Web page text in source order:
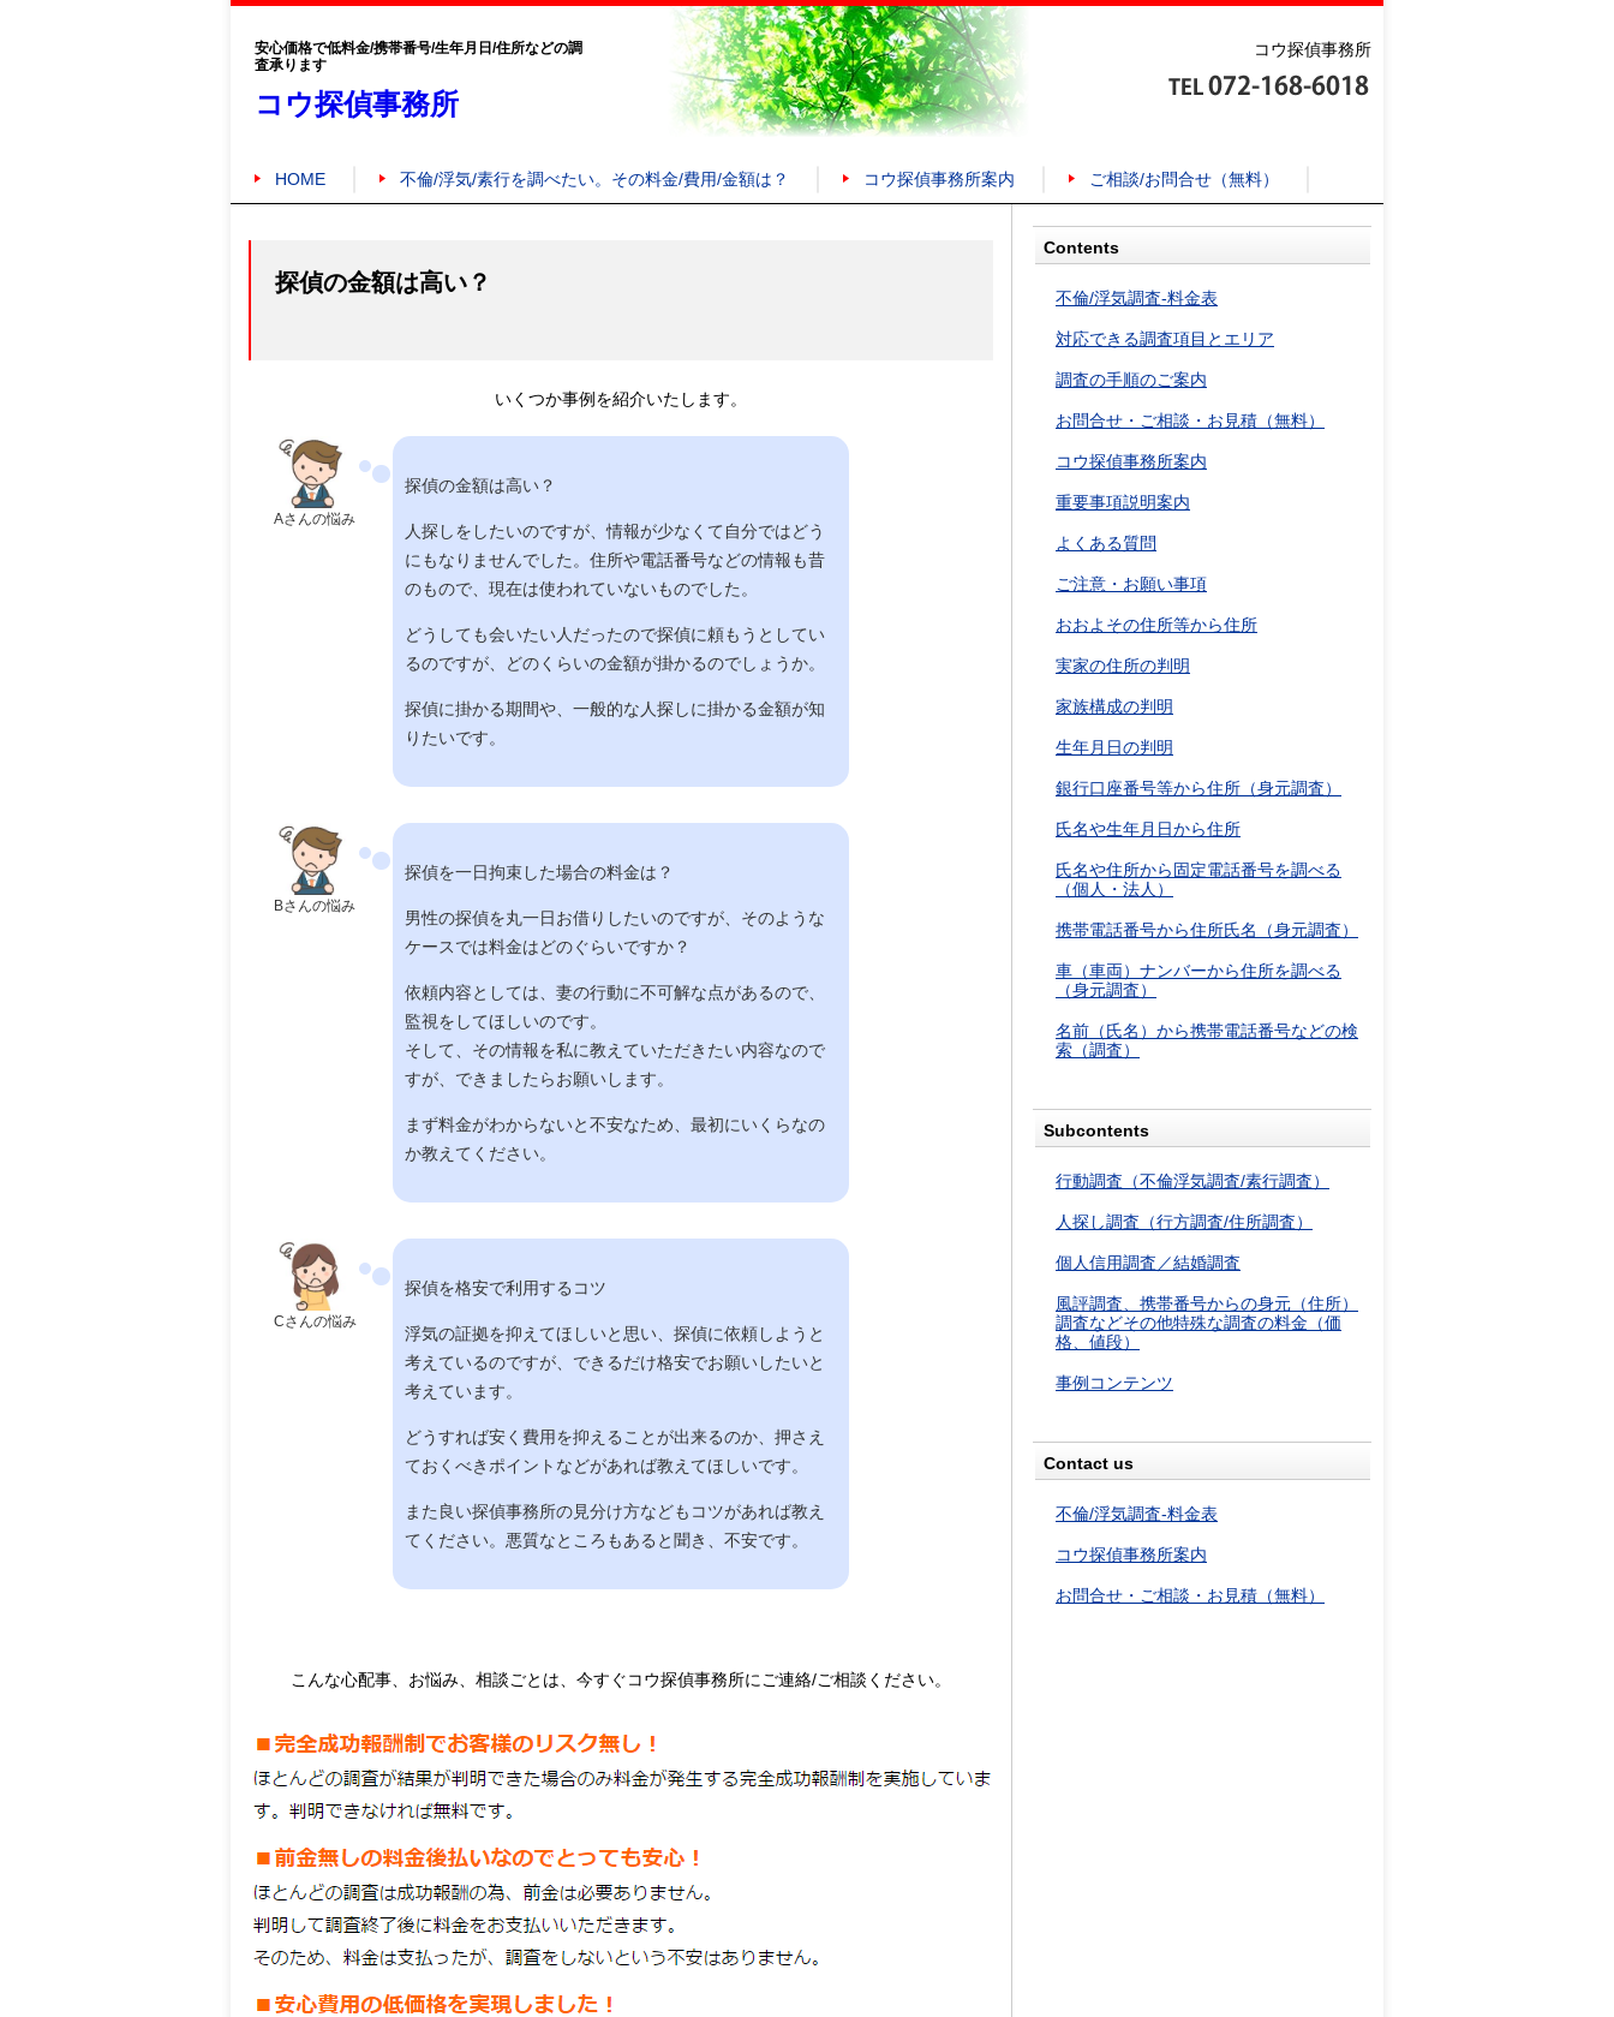
安心価格で低料金/携帯番号/生年月日/住所などの調
査承ります
コウ探偵事務所
コウ探偵事務所
HOME 不倫/浮気/素行を調べたい。その料金/費用/金額は？ コウ探偵事務所案内 ご相談/お問合せ（無料）
探偵の金額は高い？
いくつか事例を紹介いたします。
Aさんの悩み
探偵の金額は高い？
人探しをしたいのですが、情報が少なくて自分ではどう
にもなりませんでした。住所や電話番号などの情報も昔
のもので、現在は使われていないものでした。
どうしても会いたい人だったので探偵に頼もうとしてい
るのですが、どのくらいの金額が掛かるのでしょうか。
探偵に掛かる期間や、一般的な人探しに掛かる金額が知
りたいです。
Bさんの悩み
探偵を一日拘束した場合の料金は？
男性の探偵を丸一日お借りしたいのですが、そのような
ケースでは料金はどのぐらいですか？
依頼内容としては、妻の行動に不可解な点があるので、
監視をしてほしいのです。
そして、その情報を私に教えていただきたい内容なので
すが、できましたらお願いします。
まず料金がわからないと不安なため、最初にいくらなの
か教えてください。
Cさんの悩み
探偵を格安で利用するコツ
浮気の証拠を抑えてほしいと思い、探偵に依頼しようと
考えているのですが、できるだけ格安でお願いしたいと
考えています。
どうすれば安く費用を抑えることが出来るのか、押さえ
ておくべきポイントなどがあれば教えてほしいです。
また良い探偵事務所の見分け方などもコツがあれば教え
てください。悪質なところもあると聞き、不安です。
こんな心配事、お悩み、相談ごとは、今すぐコウ探偵事務所にご連絡/ご相談ください。
Contents
不倫/浮気調査-料金表
対応できる調査項目とエリア
調査の手順のご案内
お問合せ・ご相談・お見積（無料）
コウ探偵事務所案内
重要事項説明案内
よくある質問
ご注意・お願い事項
おおよその住所等から住所
実家の住所の判明
家族構成の判明
生年月日の判明
銀行口座番号等から住所（身元調査）
氏名や生年月日から住所
氏名や住所から固定電話番号を調べる
（個人・法人）
携帯電話番号から住所氏名（身元調査）
車（車両）ナンバーから住所を調べる
（身元調査）
名前（氏名）から携帯電話番号などの検
索（調査）
Subcontents
行動調査（不倫浮気調査/素行調査）
人探し調査（行方調査/住所調査）
個人信用調査／結婚調査
風評調査、携帯番号からの身元（住所）
調査などその他特殊な調査の料金（価
格、値段）
事例コンテンツ
Contact us
不倫/浮気調査-料金表
コウ探偵事務所案内
お問合せ・ご相談・お見積（無料）